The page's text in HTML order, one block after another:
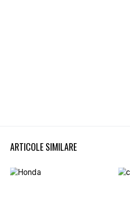
ARTICOLE SIMILARE